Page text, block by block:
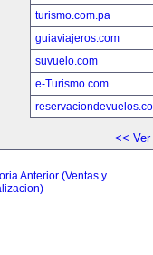
turismo.com.pa
guiaviajeros.com
suvuelo.com
e-Turismo.com
<< Ver
Anterior (Ventas y